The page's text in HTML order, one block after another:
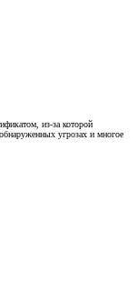
из-за которой
угрозах и многое